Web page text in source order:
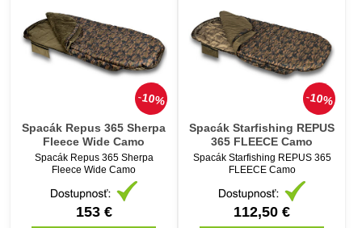
10%
Spacák Repus 365 Sherpa
Fleece Wide Camo
Spacák Repus 365 Sherpa
Fleece Wide Camo
153 €
10%
Spacák Starfishing REPUS
365 FLEECE Camo
Spacák Starfishing REPUS 365
FLEECE Camo
112,50 €